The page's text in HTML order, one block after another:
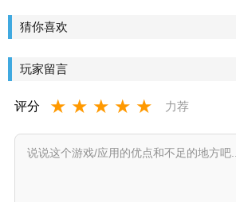
手机版
猜你喜欢
玩家留言
评分 ★ ★ ★ ★ ★ 力荐